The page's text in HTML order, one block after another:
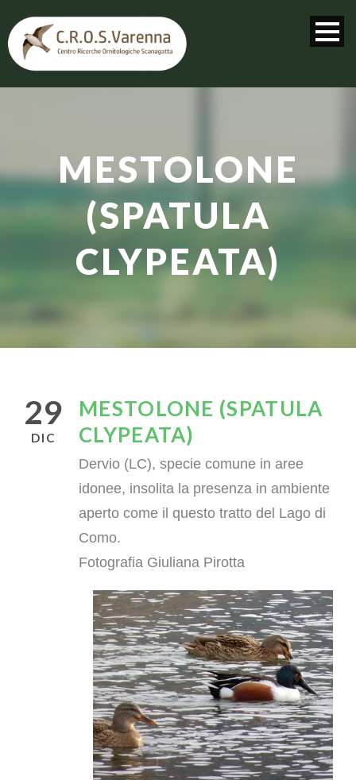
MESTOLONE
(SPATULA
CLYPEATA)
29
DIC
MESTOLONE (SPATULA
CLYPEATA)
Dervio (LC), specie comune in aree
idonee, insolita la presenza in ambiente
aperto come il questo tratto del Lago di
Como.
Fotografia Giuliana Pirotta